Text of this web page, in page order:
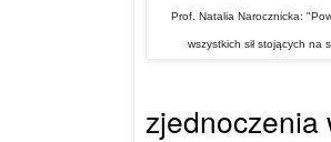
Prof. Natalia Narocznicka:
wszystkich sił stojących na
zjednoczenia